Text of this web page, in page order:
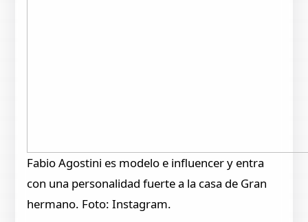
Fabio Agostini es modelo e influencer y entra
con una personalidad fuerte a la casa de Gran
hermano. Foto: Instagram.